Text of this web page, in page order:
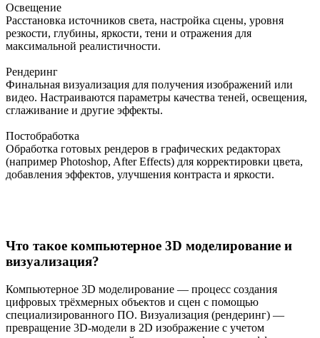
Освещение
Расстановка источников света, настройка сцены, уровня
резкости, глубины, яркости, тени и отражения для
максимальной реалистичности.
Рендеринг
Финальная визуализация для получения изображений или
видео. Настраиваются параметры качества теней, освещения,
сглаживание и другие эффекты.
Постобработка
Обработка готовых рендеров в графических редакторах
(например Photoshop, After Effects) для корректировки цвета,
добавления эффектов, улучшения контраста и яркости.
Что такое компьютерное 3D моделирование и
визуализация?
Компьютерное 3D моделирование — процесс создания
цифровых трёхмерных объектов и сцен с помощью
специализированного ПО. Визуализация (рендеринг) —
превращение 3D-модели в 2D изображение с учетом